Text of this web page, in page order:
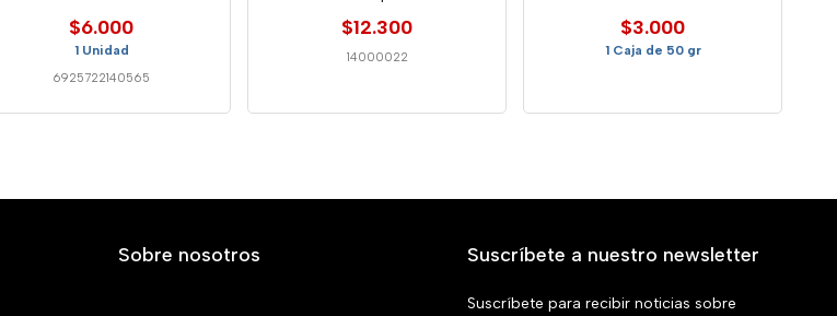
$6.000
1 Unidad
6925722140565
$12.300
14000022
$3.000
1 Caja de 50 gr
Sobre nosotros Suscríbete a nuestro newsletter
Suscríbete para recibir noticias sobre